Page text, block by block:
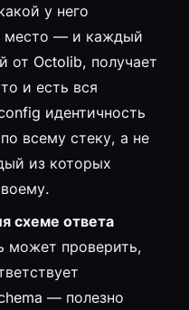
у него
место — и каждый
от Octolib, получает
и есть вся
идентичность
всему стеку, а не
из которых
схеме ответа
может проверить,
— полезно